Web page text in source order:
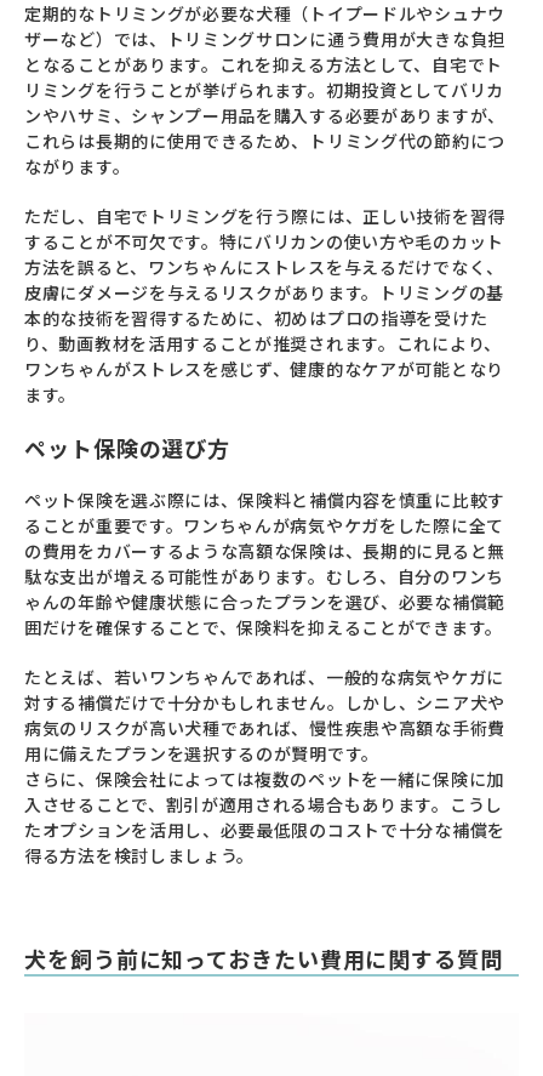
定期的なトリミングが必要な犬種（トイプードルやシュナウ
ザーなど）では、トリミングサロンに通う費用が大きな負担
となることがあります。これを抑える方法として、自宅でト
リミングを行うことが挙げられます。初期投資としてバリカ
ンやハサミ、シャンプー用品を購入する必要がありますが、
これらは長期的に使用できるため、トリミング代の節約につ
ながります。
ただし、自宅でトリミングを行う際には、正しい技術を習得
することが不可欠です。特にバリカンの使い方や毛のカット
方法を誤ると、ワンちゃんにストレスを与えるだけでなく、
皮膚にダメージを与えるリスクがあります。トリミングの基
本的な技術を習得するために、初めはプロの指導を受けた
り、動画教材を活用することが推奨されます。これにより、
ワンちゃんがストレスを感じず、健康的なケアが可能となり
ます。
ペット保険の選び方
ペット保険を選ぶ際には、保険料と補償内容を慎重に比較す
ることが重要です。ワンちゃんが病気やケガをした際に全て
の費用をカバーするような高額な保険は、長期的に見ると無
駄な支出が増える可能性があります。むしろ、自分のワンち
ゃんの年齢や健康状態に合ったプランを選び、必要な補償範
囲だけを確保することで、保険料を抑えることができます。
たとえば、若いワンちゃんであれば、一般的な病気やケガに
対する補償だけで十分かもしれません。しかし、シニア犬や
病気のリスクが高い犬種であれば、慢性疾患や高額な手術費
用に備えたプランを選択するのが賢明です。
さらに、保険会社によっては複数のペットを一緒に保険に加
入させることで、割引が適用される場合もあります。こうし
たオプションを活用し、必要最低限のコストで十分な補償を
得る方法を検討しましょう。
犬を飼う前に知っておきたい費用に関する質問